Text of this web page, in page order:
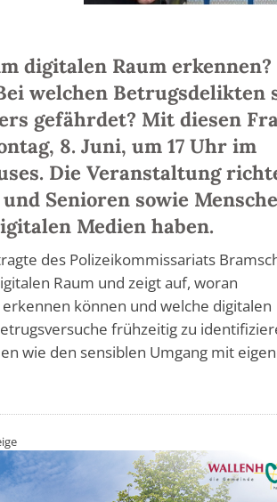
digitalen Raum erkennen?
welchen Betrugsdelikten
gefährdet? Mit diesen
8. Juni, um 17 Uhr im
Die Veranstaltung
Senioren sowie
Medien haben.
des Polizeikommissariats
Raum und zeigt auf, woran
können und welche digitalen
frühzeitig zu
wie den sensiblen Umgang mit